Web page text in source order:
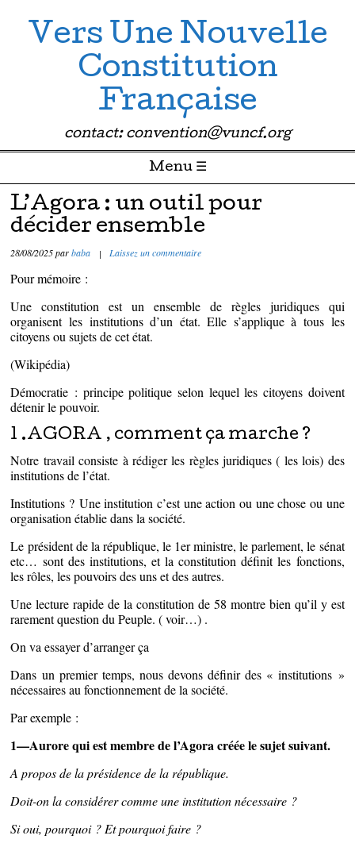
Vers Une Nouvelle
Constitution
Française
contact: convention@vuncf.org
Menu ☰
Passer directement au contenu
L’Agora : un outil pour
décider ensemble
28/08/2025parbaba | Laissez un commentaire
Pour mémoire :
Une constitution est un ensemble de règles juridiques qui
organisent les institutions d’un état. Elle s’applique à tous les
citoyens ou sujets de cet état.
(Wikipédia)
Démocratie : principe politique selon lequel les citoyens doivent
détenir le pouvoir.
1 .AGORA , comment ça marche ?
Notre travail consiste à rédiger les règles juridiques ( les lois) des
institutions de l’état.
Institutions ? Une institution c’est une action ou une chose ou une
organisation établie dans la société.
Le président de la république, le 1er ministre, le parlement, le sénat
etc… sont des institutions, et la constitution définit les fonctions,
les rôles, les pouvoirs des uns et des autres.
Une lecture rapide de la constitution de 58 montre bien qu’il y est
rarement question du Peuple. ( voir…) .
On va essayer d’arranger ça
Dans un premier temps, nous devons définir des « institutions »
nécessaires au fonctionnement de la société.
Par exemple :
1—Aurore qui est membre de l’Agora créée le sujet suivant.
A propos de la présidence de la république.
Doit-on la considérer comme une institution nécessaire ?
Si oui, pourquoi ? Et pourquoi faire ?